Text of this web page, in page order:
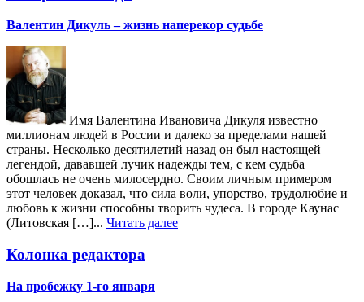
Валентин Дикуль – жизнь наперекор судьбе
Имя Валентина Ивановича Дикуля известно
миллионам людей в России и далеко за пределами нашей
страны. Несколько десятилетий назад он был настоящей
легендой, дававшей лучик надежды тем, с кем судьба
обошлась не очень милосердно. Своим личным примером
этот человек доказал, что сила воли, упорство, трудолюбие и
любовь к жизни способны творить чудеса. В городе Каунас
(Литовская […]... Читать далее
Колонка редактора
На пробежку 1-го января